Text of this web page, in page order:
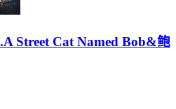
Street Cat Named Bob&鲍